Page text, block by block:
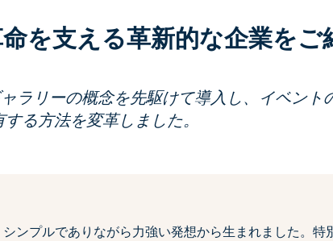
を支える革新的な企業をご
ラリーの概念を先駆けて導入し、イベント
る方法を変革しました。
ンプルでありながら力強い発想から生まれました。特